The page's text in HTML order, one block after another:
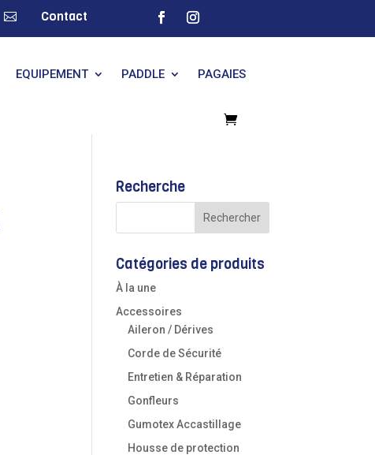
 Contact
EQUIPEMENT PADDLE PAGAIES
Recherche
Catégories de produits
À la une
Accessoires
Aileron / Dérives
Corde de Sécurité
Entretien & Réparation
Gonfleurs
Gumotex Accastillage
Housse de protection